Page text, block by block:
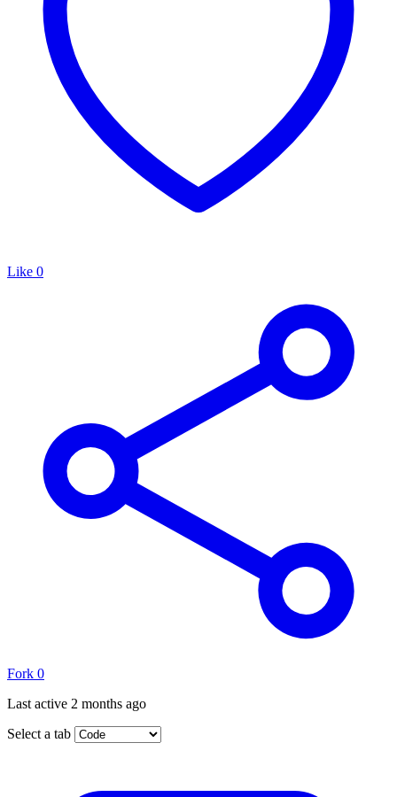
Like 0
Fork 0
Last active 2 months ago
Select a tab